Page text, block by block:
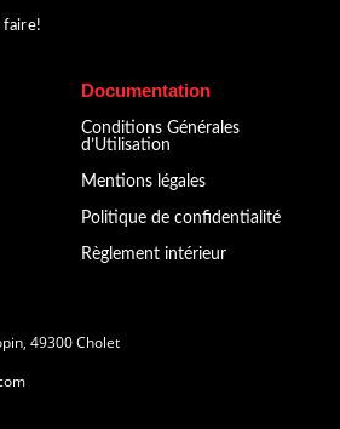
faire!
Documentation
Conditions Générales
d’Utilisation
Mentions légales
Politique de confidentialité
Règlement intérieur
49300 Cholet